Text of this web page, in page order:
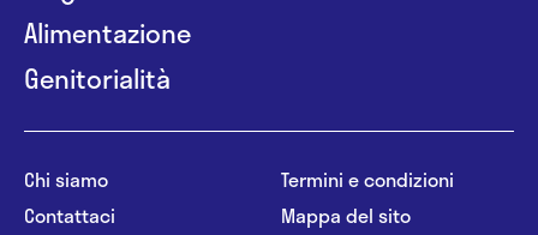
(Quattroventi 2004) e "La cura del sostegno nel
disagio psichico" (Quattroventi 2006). Dall’a. a.
2010-2011 è inoltre docente presso la sede
milanese della Scuola di Specializzazione in
Gruppo.
Alimentazione
Genitorialità
Chi siamo
Contattaci
Termini e condizioni
Mappa del sito